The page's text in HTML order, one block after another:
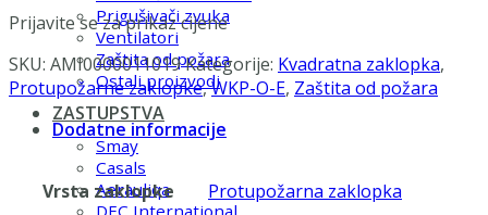
Prigušivači zvuka
Ventilatori
Zaštita od požara
Ostali proizvodi
ZASTUPSTVA
Smay
Casals
Aerauliqa
DEC International
Prijavite se za prikaz cijene
SKU: AMI0000011019Kategorije: Kvadratna zaklopka,
Protupožarne zaklopke,WKP-O-E, Zaštita od požara
Dodatne informacije
Vrsta zaklopke Protupožarna zaklopka